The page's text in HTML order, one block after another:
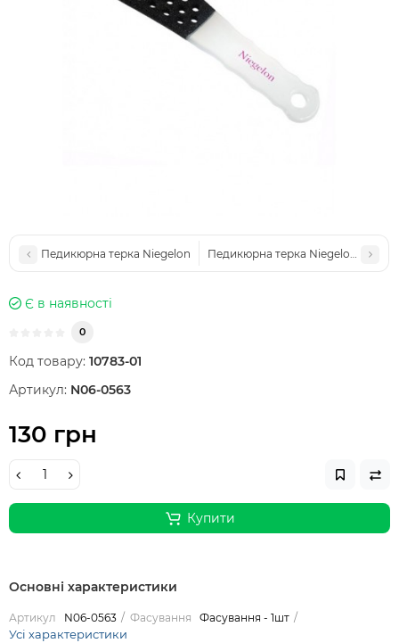
Педикюрна терка Niegelon Педикюрна терка Niegelon 100/180
Є в наявності
0
Код товару: 10783-01
Артикул: N06-0563
130 грн
Купити
Основні характеристики
Артикул N06-0563 Фасування Фасування - 1шт
Усі характеристики